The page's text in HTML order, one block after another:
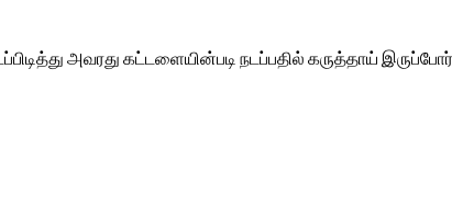
அவரது கட்டளையின்படி நடப்பதில் கருத்தாய்